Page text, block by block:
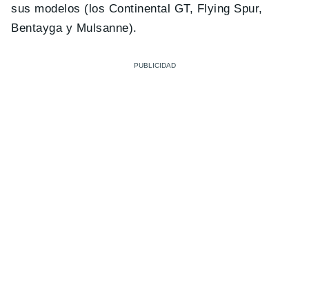
sus modelos (los Continental GT, Flying Spur,
Bentayga y Mulsanne).